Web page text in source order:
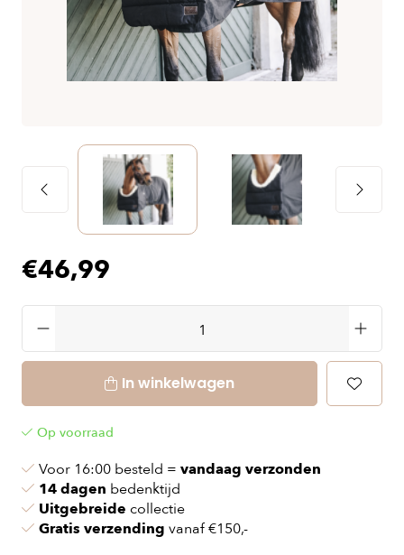
€46,99
In winkelwagen
Op voorraad
Voor 16:00 besteld = vandaag verzonden
14 dagen bedenktijd
Uitgebreide collectie
Gratis verzending vanaf €150,-